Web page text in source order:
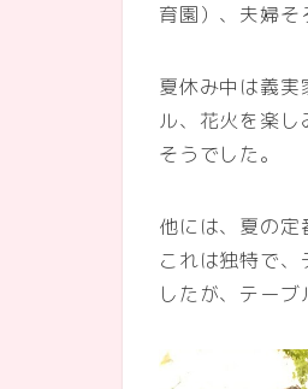
育園）、夫婦そ
夏休み中は義
ル、花火を楽
そうでした。
他には、夏の定
これは独特で
したが、テーブ